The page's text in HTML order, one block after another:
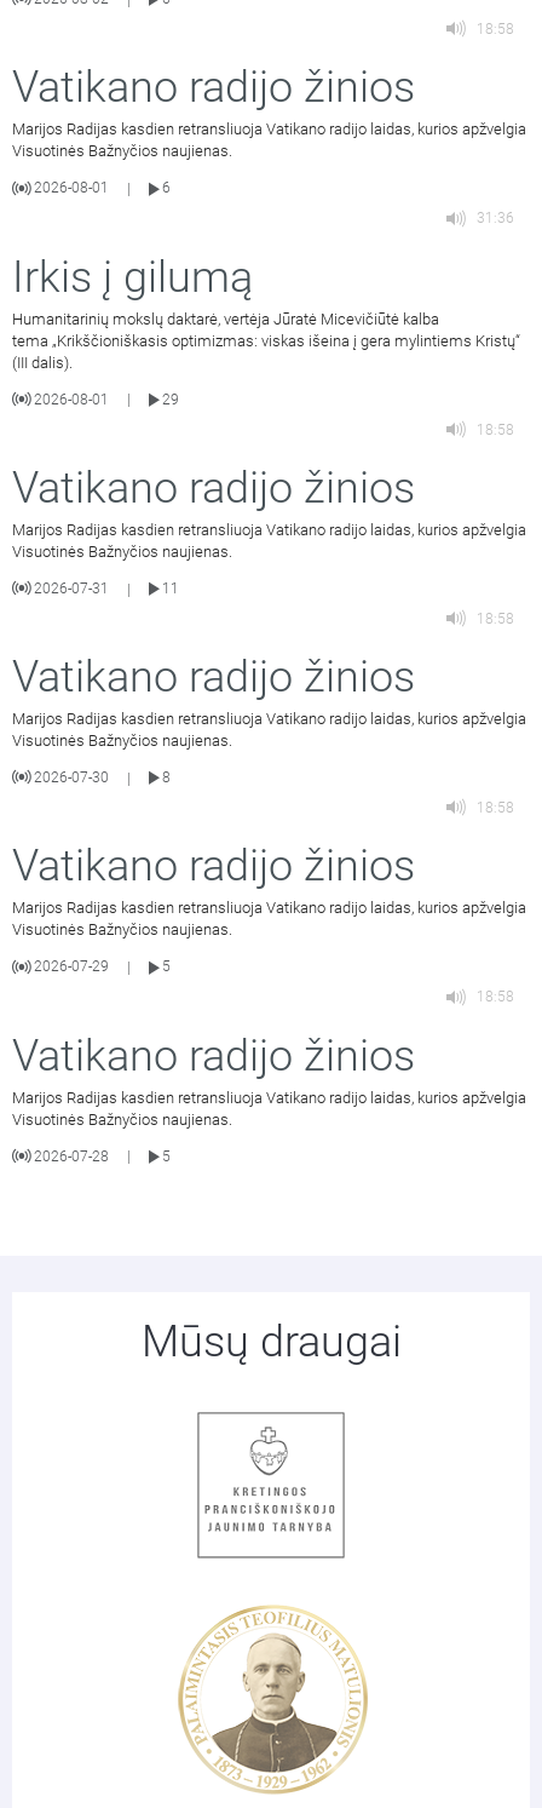
18:58
Vatikano radijo žinios
Marijos Radijas kasdien retransliuoja Vatikano radijo laidas, kurios apžvelgia
Visuotinės Bažnyčios naujienas.
2026-08-01
6
31:36
Irkis į gilumą
Humanitarinių mokslų daktarė, vertėja Jūratė Micevičiūtė kalba
tema „Krikščioniškasis optimizmas: viskas išeina į gera mylintiems Kristų“
(III dalis).
2026-08-01
29
18:58
Vatikano radijo žinios
Marijos Radijas kasdien retransliuoja Vatikano radijo laidas, kurios apžvelgia
Visuotinės Bažnyčios naujienas.
2026-07-31 |
11
18:58
Vatikano radijo žinios
Marijos Radijas kasdien retransliuoja Vatikano radijo laidas, kurios apžvelgia
Visuotinės Bažnyčios naujienas.
2026-07-30 |
8
18:58
Vatikano radijo žinios
Marijos Radijas kasdien retransliuoja Vatikano radijo laidas, kurios apžvelgia
Visuotinės Bažnyčios naujienas.
2026-07-29
5
18:58
Vatikano radijo žinios
Marijos Radijas kasdien retransliuoja Vatikano radijo laidas, kurios apžvelgia
Visuotinės Bažnyčios naujienas.
2026-07-28 5
Mūsų draugai